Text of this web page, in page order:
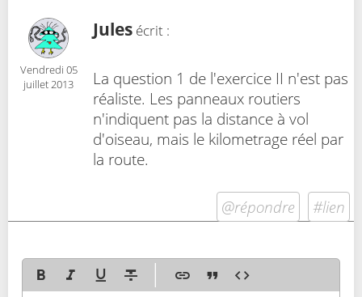
Vendredi 05
juillet 2013
Jules écrit :
La question 1 de l'exercice II n'est pas
réaliste. Les panneaux routiers
n'indiquent pas la distance à vol
d'oiseau, mais le kilometrage réel par
la route.
@répondre #lien